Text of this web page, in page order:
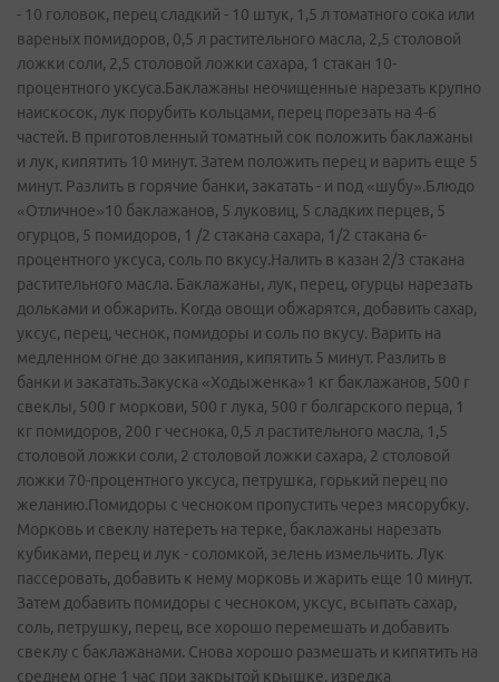
- 10 головок, перец сладкий - 10 штук, 1,5 л томатного сока или
вареных помидоров, 0,5 л растительного масла, 2,5 столовой
ложки соли, 2,5 столовой ложки сахара, 1 стакан 10-
процентного уксуса.Баклажаны неочищенные нарезать крупно
наискосок, лук порубить кольцами, перец порезать на 4-6
частей. В приготовленный томатный сок положить баклажаны
и лук, кипятить 10 минут. Затем положить перец и варить еще 5
минут. Разлить в горячие банки, закатать - и под «шубу».Блюдо
«Отличное»10 баклажанов, 5 луковиц, 5 сладких перцев, 5
огурцов, 5 помидоров, 1 /2 стакана сахара, 1/2 стакана 6-
процентного уксуса, соль по вкусу.Налить в казан 2/3 стакана
растительного масла. Баклажаны, лук, перец, огурцы нарезать
дольками и обжарить. Когда овощи обжарятся, добавить сахар,
уксус, перец, чеснок, помидоры и соль по вкусу. Варить на
медленном огне до закипания, кипятить 5 минут. Разлить в
банки и закатать.Закуска «Ходыженка»1 кг баклажанов, 500 г
свеклы, 500 г моркови, 500 г лука, 500 г болгарского перца, 1
кг помидоров, 200 г чеснока, 0,5 л растительного масла, 1,5
столовой ложки соли, 2 столовой ложки сахара, 2 столовой
ложки 70-процентного уксуса, петрушка, горький перец по
желанию.Помидоры с чесноком пропустить через мясорубку.
Морковь и свеклу натереть на терке, баклажаны нарезать
кубиками, перец и лук - соломкой, зелень измельчить. Лук
пассеровать, добавить к нему морковь и жарить еще 10 минут.
Затем добавить помидоры с чесноком, уксус, всыпать сахар,
соль, петрушку, перец, все хорошо перемешать и добавить
свеклу с баклажанами. Снова хорошо размешать и кипятить на
среднем огне 1 час при закрытой крышке, изредка